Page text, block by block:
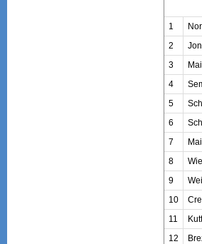
1
2
3
4
5
6
7
8
9
10
11
12